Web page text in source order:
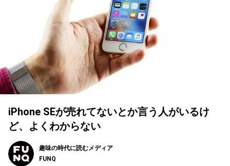
iPhone SEが売れてないとか言う人がいるけ
ど、よくわからない
趣味の時代に読むメディア
FUNQ